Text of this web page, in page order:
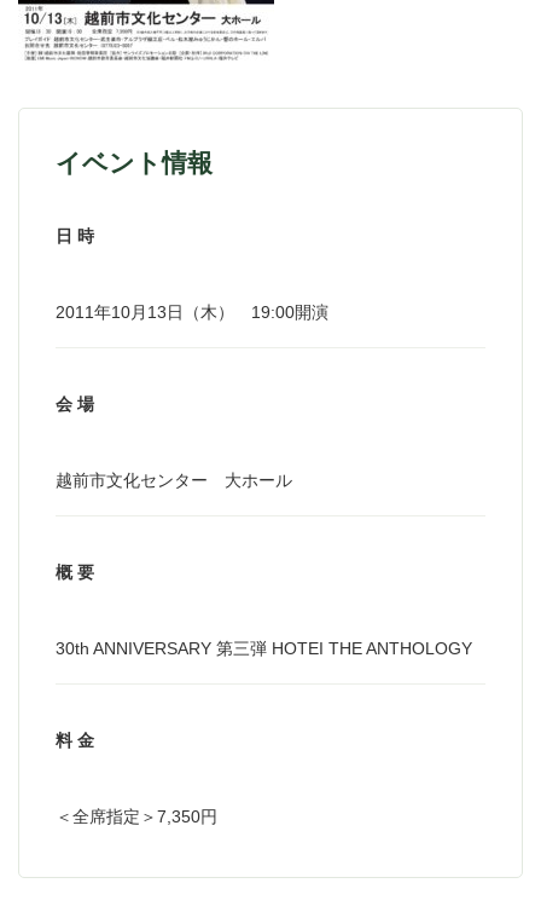
イベント情報
日 時
2011年10月13日（木） 19:00開演
会 場
越前市文化センター 大ホール
概 要
30th ANNIVERSARY 第三弾 HOTEI THE ANTHOLOGY
料 金
＜全席指定＞7,350円